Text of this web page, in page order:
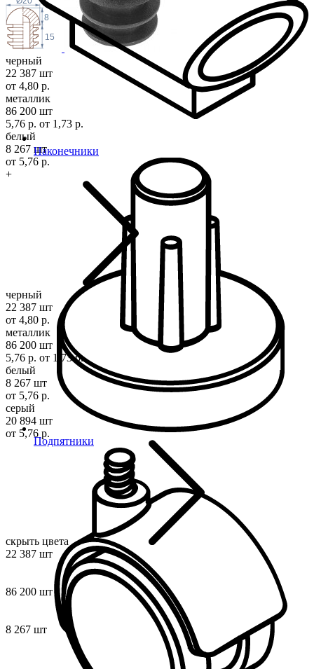
Наконечники
Подпятники
15
8
черный
22 387 шт
от 4,80 р.
металлик
86 200 шт
5,76 р. от 1,73 р.
белый
8 267 шт
от 5,76 р.
+
черный
22 387 шт
от 4,80 р.
металлик
86 200 шт
5,76 р. от 1,73 р.
белый
8 267 шт
от 5,76 р.
серый
20 894 шт
от 5,76 р.
скрыть цвета
22 387 шт
86 200 шт
8 267 шт